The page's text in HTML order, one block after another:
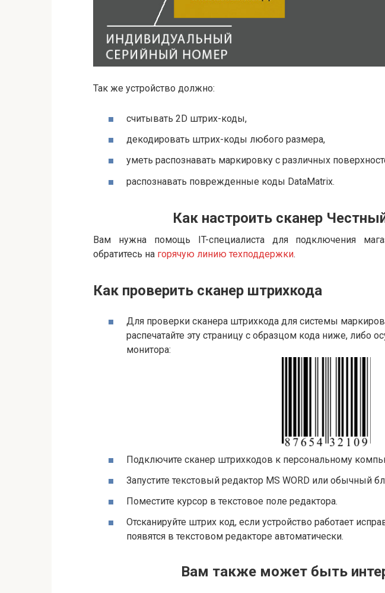
Так же устройство должно:
считывать 2D штрих-коды,
декодировать штрих-коды любого размера,
уметь распознавать маркировку с различных
распознавать поврежденные коды DataMatrix.
Как настроить сканер
Вам нужна помощь IT-специалиста для подключения
обратитесь на горячую линию техподдержки.
Как проверить сканер штрихкода
Для проверки сканера штрихкода для системы
распечатайте эту страницу с образцом кода ниже, либо
монитора:
Подключите сканер штрихкодов к персональному
Запустите текстовый редактор MS WORD или обычный
Поместите курсор в текстовое поле редактора.
Отсканируйте штрих код, если устройство работает
появятся в текстовом редакторе автоматически.
Вам также может быть